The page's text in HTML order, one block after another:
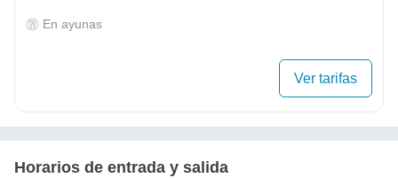
En ayunas
Ver tarifas
Horarios de entrada y salida